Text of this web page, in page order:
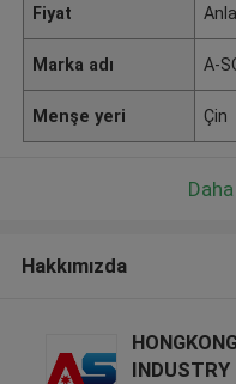
Fiyat
Marka adı A-
Menşe yeri Çin
Hakkımızda